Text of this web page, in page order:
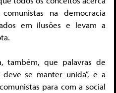
na democracia
em ilusões e levam a
também, que palavras de
se manter unida”, e a
para com a social